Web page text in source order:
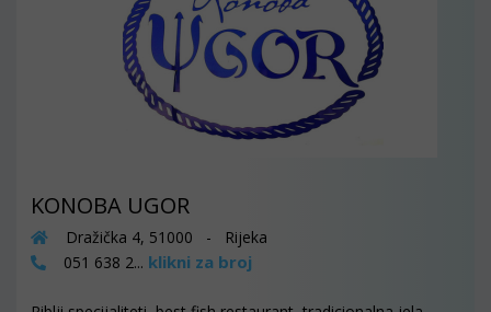
KONOBA UGOR
Dražička 4, 51000 - Rijeka
051 638 2... klikni za broj